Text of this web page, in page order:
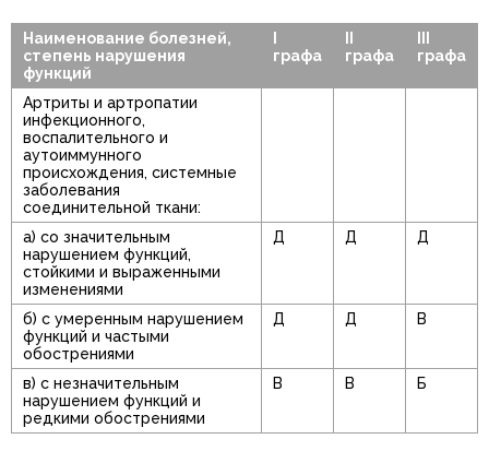
Наименование болезней,
степень нарушения
функций
I
графа
II
графа
III
графа
Артриты и артропатии
инфекционного,
воспалительного и
аутоиммунного
происхождения, системные
заболевания
соединительной ткани:
а) со значительным
нарушением функций,
стойкими и выраженными
изменениями
Д Д Д
б) с умеренным нарушением
функций и частыми
обострениями
Д Д В
в) с незначительным
нарушением функций и
редкими обострениями
В В Б